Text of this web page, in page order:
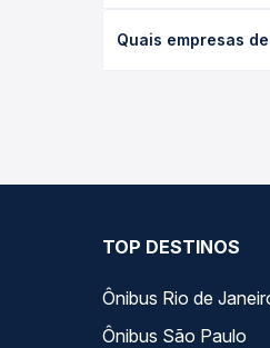
poltrona e a
Quais empresas
TOP DESTINOS
Ônibus Rio de
Ônibus São Paulo